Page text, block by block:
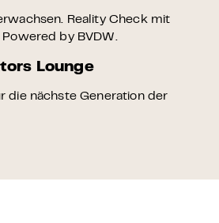
Reality Check mit
by BVDW.
Lounge
die nächste Generation der